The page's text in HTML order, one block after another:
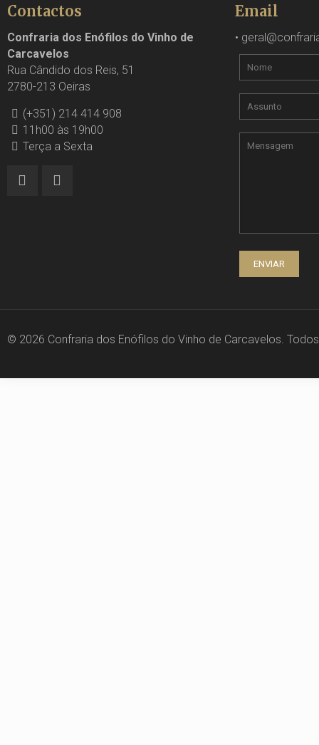
Contactos
Confraria dos Enófilos do Vinho de
Carcavelos
Rua Cândido dos Reis, 51
2780-213 Oeiras
(+351) 214 414 908
11h00 às 19h00
Terça a Sexta
Email
•
© 2026 Confraria dos Enófilos do Vinho de Carcavelos.